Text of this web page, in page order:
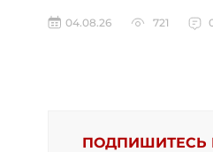
04.08.26
721
ПОДПИШИТЕСЬ